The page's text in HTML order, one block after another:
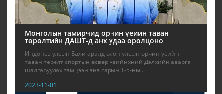
Монголын тамирчид орчин үеийн таван
төрөлтийн ДАШТ-д анх удаа оролцоно
Индонез улсын Бали аралд олон улсын орчин үеийн
таван төрөлт спортын өсвөр үеийнхний Дэлхийн аварга
шалгаруулах тэмцээн энэ сарын 1-5-ны...
2023-11-01